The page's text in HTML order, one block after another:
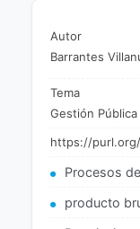
Autor
Barrantes
Tema
Gestión Pública
https://
Procesos
producto